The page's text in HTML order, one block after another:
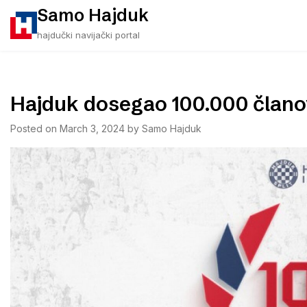
content
Samo Hajduk
hajdučki navijački portal
Hajduk dosegao 100.000
Posted on March 3, 2024 by Samo Hajduk